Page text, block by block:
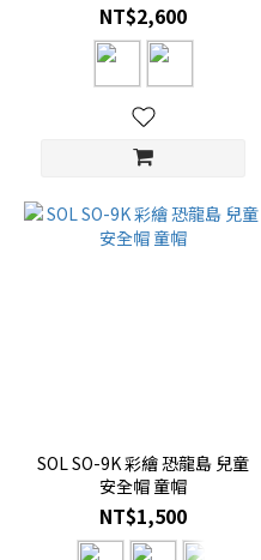
NT$2,600
SOL SO-9K 彩繪 恐龍島 兒童
安全帽 童帽
NT$1,500